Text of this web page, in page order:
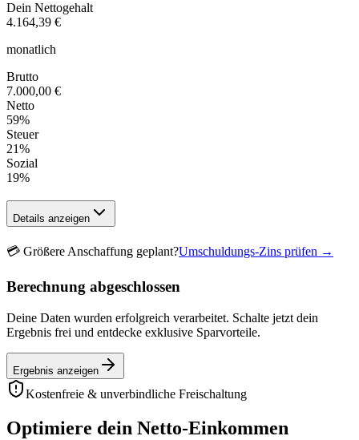
Dein Nettogehalt
4.164,39 €
monatlich
Brutto
7.000,00 €
Netto
59%
Steuer
21%
Sozial
19%
Details anzeigen
💳 Größere Anschaffung geplant?Umschuldungs-Zins prüfen →
Berechnung abgeschlossen
Deine Daten wurden erfolgreich verarbeitet. Schalte jetzt dein
Ergebnis frei und entdecke exklusive Sparvorteile.
Ergebnis anzeigen
Kostenfreie & unverbindliche Freischaltung
Optimiere dein Netto-Einkommen